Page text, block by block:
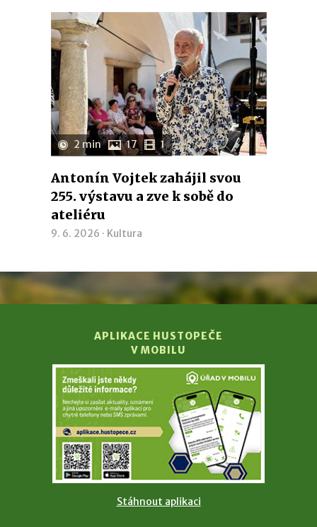
2 min 17 1
Antonín Vojtek zahájil svou
255. výstavu a zve k sobě do
ateliéru
9. 6. 2026 · Kultura
APLIKACE HUSTOPEČE
V MOBILU
Stáhnout aplikaci